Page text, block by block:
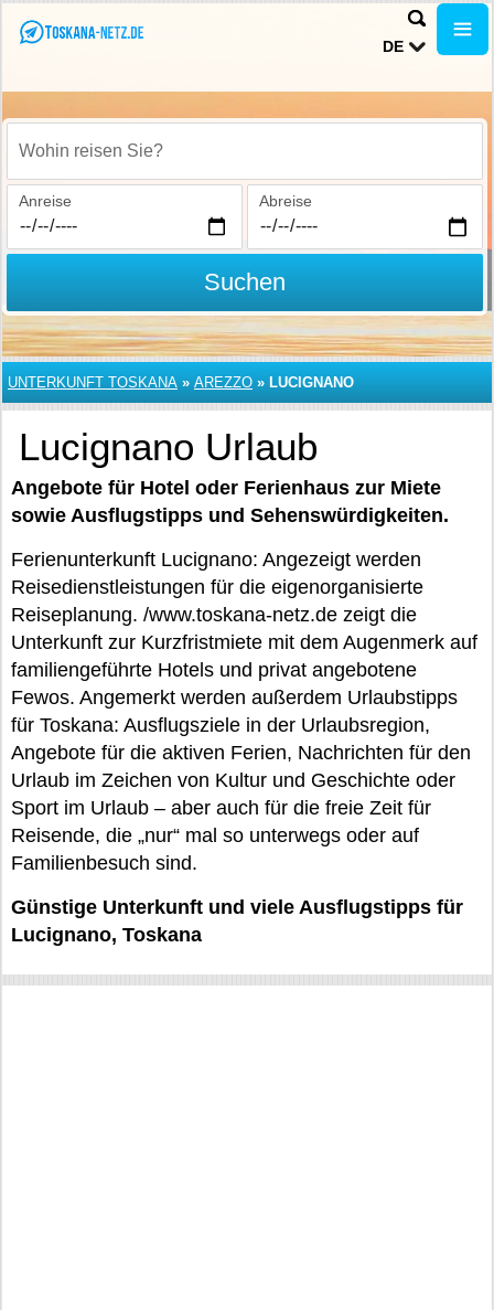
DE
Wohin reisen Sie?
Anreise Abreise
Suchen
UNTERKUNFT TOSKANA » AREZZO » LUCIGNANO
Lucignano Urlaub
Angebote für Hotel oder Ferienhaus zur Miete
sowie Ausflugstipps und Sehenswürdigkeiten.
Ferienunterkunft Lucignano: Angezeigt werden
Reisedienstleistungen für die eigenorganisierte
Reiseplanung. /www.toskana-netz.de zeigt die
Unterkunft zur Kurzfristmiete mit dem Augenmerk auf
familiengeführte Hotels und privat angebotene
Fewos. Angemerkt werden außerdem Urlaubstipps
für Toskana: Ausflugsziele in der Urlaubsregion,
Angebote für die aktiven Ferien, Nachrichten für den
Urlaub im Zeichen von Kultur und Geschichte oder
Sport im Urlaub – aber auch für die freie Zeit für
Reisende, die „nur“ mal so unterwegs oder auf
Familienbesuch sind.
Günstige Unterkunft und viele Ausflugstipps für
Lucignano, Toskana